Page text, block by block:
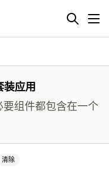
装应用
组件都包含在一个
清除